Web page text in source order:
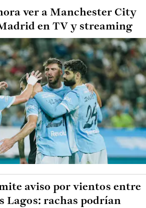
ver a Manchester City
en TV y streaming
aviso por vientos entre
Lagos: rachas podrían